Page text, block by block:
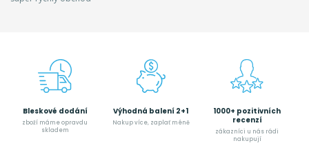
Bleskové dodání
zboží máme opravdu
skladem
Výhodná balení 2+1
Nakup více, zaplať méně
1000+ pozitivních
recenzí
zákazníci u nás rádi
nakupují